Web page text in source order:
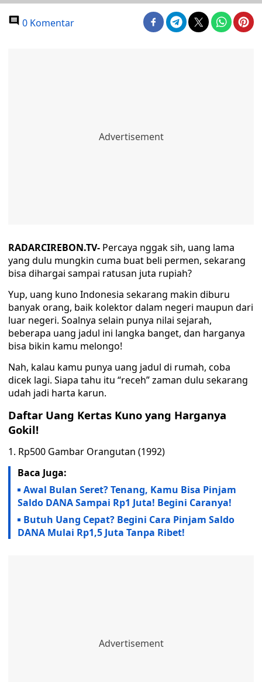
0 Komentar
RADARCIREBON.TV- Percaya nggak sih, uang lama
yang dulu mungkin cuma buat beli permen, sekarang
bisa dihargai sampai ratusan juta rupiah?
Yup, uang kuno Indonesia sekarang makin diburu
banyak orang, baik kolektor dalam negeri maupun dari
luar negeri. Soalnya selain punya nilai sejarah,
beberapa uang jadul ini langka banget, dan harganya
bisa bikin kamu melongo!
Nah, kalau kamu punya uang jadul di rumah, coba
dicek lagi. Siapa tahu itu “receh” zaman dulu sekarang
udah jadi harta karun.
Daftar Uang Kertas Kuno yang Harganya
Gokil!
1. Rp500 Gambar Orangutan (1992)
Baca Juga:
Awal Bulan Seret? Tenang, Kamu Bisa Pinjam
Saldo DANA Sampai Rp1 Juta! Begini Caranya!
Butuh Uang Cepat? Begini Cara Pinjam Saldo
DANA Mulai Rp1,5 Juta Tanpa Ribet!